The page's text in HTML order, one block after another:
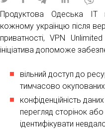
Продуктова Одеська IT
кожному українцю після
приватності, VPN
ініціатива допоможе
вільний доступ до
тимчасово окупованих
конфіденційність
перегляд сторінок
ідентифікувати